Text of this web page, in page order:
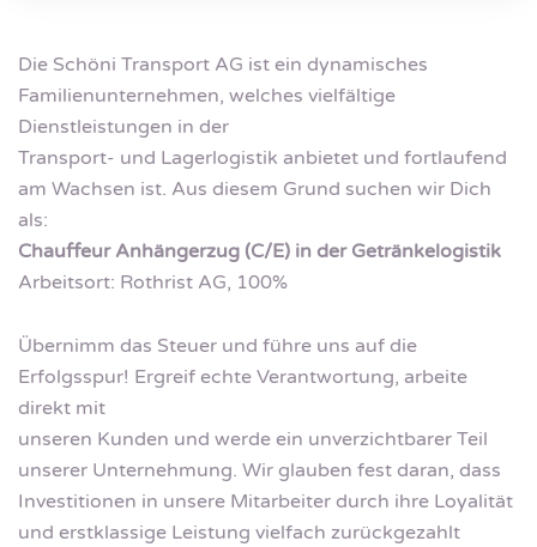
Die Schöni Transport AG ist ein dynamisches
Familienunternehmen, welches vielfältige
Dienstleistungen in der
Transport- und Lagerlogistik anbietet und fortlaufend
am Wachsen ist. Aus diesem Grund suchen wir Dich
als:
Chauffeur Anhängerzug (C/E) in der Getränkelogistik
Arbeitsort: Rothrist AG, 100%
Übernimm das Steuer und führe uns auf die
Erfolgsspur! Ergreif echte Verantwortung, arbeite
direkt mit
unseren Kunden und werde ein unverzichtbarer Teil
unserer Unternehmung. Wir glauben fest daran, dass
Investitionen in unsere Mitarbeiter durch ihre Loyalität
und erstklassige Leistung vielfach zurückgezahlt